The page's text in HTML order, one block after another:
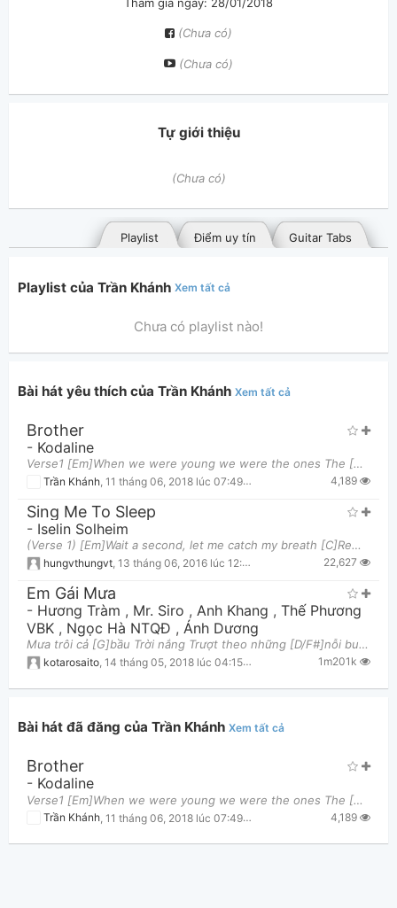
(Chưa có)
(Chưa có)
Tự giới thiệu
(Chưa có)
Guitar Tabs
Điểm uy tín
Playlist
Bài hát yêu thích
Bài hát đã đăng
Thông tin chung
Playlist của Trần Khánh Xem tất cả
Chưa có playlist nào!
Bài hát yêu thích của Trần Khánh Xem tất cả
Brother
- Kodaline
Verse1 [Em]When we were young we were the ones The [C]kings and queens, oh yeah we ruled the [G
Trần Khánh, 11 tháng 06, 2018 lúc 07:49pm 4,189
Sing Me To Sleep
- Iselin Solheim
(Verse 1) [Em]Wait a second, let me catch my breath [C]Remind me how it feels to hear your voice [Em
hungvthungvt, 13 tháng 06, 2016 lúc 12:34am 22,627
Em Gái Mưa
- Hương Tràm , Mr. Siro , Anh Khang , Thế Phương
VBK , Ngọc Hà NTQĐ , Ánh Dương
Mưa trôi cả [G]bầu Trời nắng Trượt theo những [D/F#]nỗi buồn Thấm ướt lệ [Em7]sầu môi đắng Vì đ
kotarosaito 14 tháng 05, 2018 lúc 04:15am 1m201k
Bài hát đã đăng của Trần Khánh Xem tất cả
Brother
- Kodaline
Verse1 [Em]When we were young we were the ones The [C]kings and queens, oh yeah we ruled the [G
Trần Khánh 11 tháng 06, 2018 lúc 07:49pm 4,189